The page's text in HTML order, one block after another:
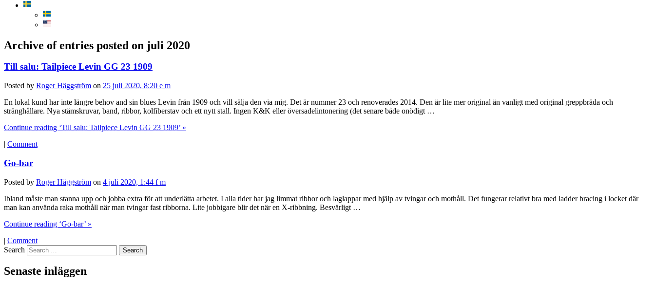
Archive of entries posted on juli 2020
Till salu: Tailpiece Levin GG 23 1909
Posted by Roger Häggström on 25 juli 2020, 8:20 e m
En lokal kund har inte längre behov and sin blues Levin från 1909 och vill sälja den via mig. Det är nummer 23 och renoverades 2014. Den är lite mer original än vanligt med original greppbräda och
stränghållare. Nya stämskruvar, band, ribbor, kolfiberstav och ett nytt stall. Ingen K&K eller översadelintonering (det senare både onödigt …
Continue reading ‘Till salu: Tailpiece Levin GG 23 1909’ »
| Comment
Go-bar
Posted by Roger Häggström on 4 juli 2020, 1:44 f m
Ibland måste man stanna upp och jobba extra för att underlätta arbetet. I alla tider har jag limmat ribbor och laglappar med hjälp av tvingar och mothåll. Det fungerar relativt bra med ladder bracing i locket där
man kan använda raka mothåll när man tvingar fast ribborna. Lite jobbigare blir det när en X-ribbning. Besvärligt …
Continue reading ‘Go-bar’ »
| Comment
Search
Senaste inläggen